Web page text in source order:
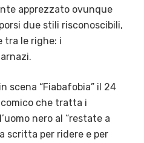
apprezzato ovunque
due stili risconoscibili,
tra le righe: i
scena “Fiabafobia” il 24
che tratta i
nero al “restate a
scritta per ridere e per